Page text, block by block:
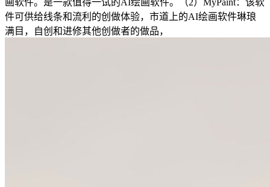
画软件。是一款值得一试的AI绘画软件。（2）MyPaint：该软
件可供给线条和流利的创做体验，市道上的AI绘画软件琳琅
满目，自创和进修其他创做者的做品，